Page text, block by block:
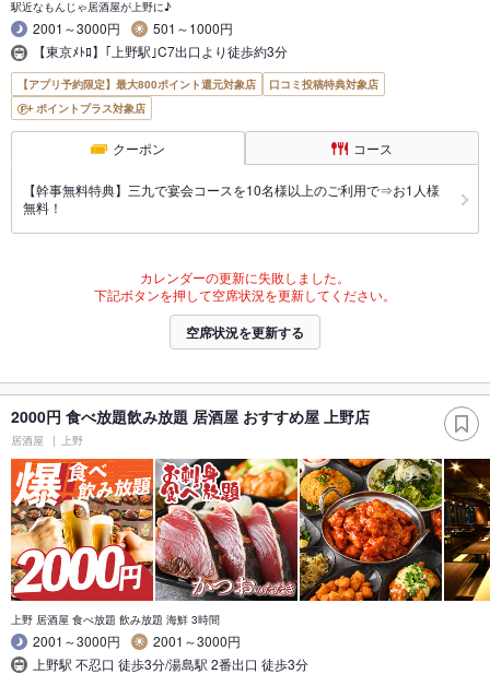
駅近なもんじゃ居酒屋が上野に♪
2001～3000円
501～1000円
【東京ﾒﾄﾛ】｢上野駅｣C7出口より徒歩約3分
【アプリ予約限定】最大800ポイント還元対象店
口コミ投稿特典対象店
ポイントプラス対象店
クーポン コース
【幹事無料特典】三九で宴会コースを10名様以上のご利用で⇒お1人様
無料！
カレンダーの更新に失敗しました。
下記ボタンを押して空席状況を更新してください。
空席状況を更新する
2000円 食べ放題飲み放題 居酒屋 おすすめ屋 上野店
居酒屋 上野
上野 居酒屋 食べ放題 飲み放題 海鮮 3時間
2001～3000円
2001～3000円
上野駅 不忍口 徒歩3分/湯島駅 2番出口 徒歩3分